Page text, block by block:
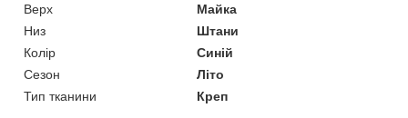
Верх
Майка
Низ
Штани
Колір
Синій
Сезон
Літо
Тип тканини
Креп